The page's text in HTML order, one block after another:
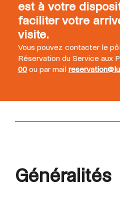
est à votre
faciliter votre
visite.
Vous pouvez contacter le
Réservation du Service aux
00 ou par mail
Généralités